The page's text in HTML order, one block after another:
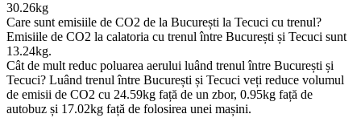
30.26kg
Care sunt emisiile de CO2 de la București la Tecuci cu trenul?
Emisiile de CO2 la calatoria cu trenul între București și Tecuci sunt
13.24kg.
Cât de mult reduc poluarea aerului luând trenul între București și
Tecuci? Luând trenul între București și Tecuci veți reduce volumul
de emisii de CO2 cu 24.59kg față de un zbor, 0.95kg față de
autobuz și 17.02kg față de folosirea unei mașini.